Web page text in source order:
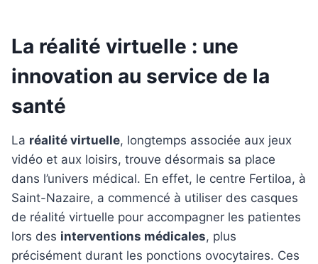
La réalité virtuelle : une
innovation au service de la
santé
La réalité virtuelle, longtemps associée aux jeux
vidéo et aux loisirs, trouve désormais sa place
dans l’univers médical. En effet, le centre Fertiloa, à
Saint-Nazaire, a commencé à utiliser des casques
de réalité virtuelle pour accompagner les patientes
lors des interventions médicales, plus
précisément durant les ponctions ovocytaires. Ces